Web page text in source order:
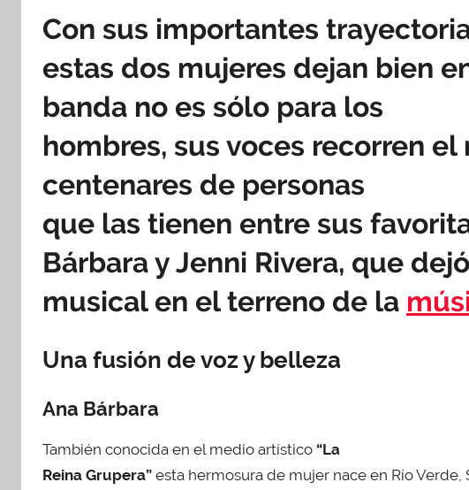
l
c
a
o
n
n
o
v
e
b
e
6
,
Con sus importantes
estas dos mujeres dejan bien
banda no es sólo para los
hombres, sus voces recorren
centenares de personas
que las tienen entre sus
Bárbara y Jenni Rivera, que
musical en el terreno de la
Una fusión de voz y belleza
Ana Bárbara
También conocida en el medio artístico “La
Reina Grupera” esta hermosura de mujer nace en Río Verde,